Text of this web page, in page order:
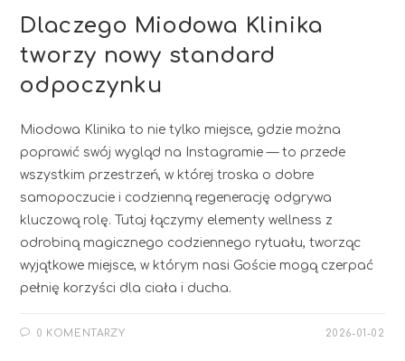
Dlaczego Miodowa Klinika
tworzy nowy standard
odpoczynku
Miodowa Klinika to nie tylko miejsce, gdzie można
poprawić swój wygląd na Instagramie — to przede
wszystkim przestrzeń, w której troska o dobre
samopoczucie i codzienną regenerację odgrywa
kluczową rolę. Tutaj łączymy elementy wellness z
odrobiną magicznego codziennego rytuału, tworząc
wyjątkowe miejsce, w którym nasi Goście mogą czerpać
pełnię korzyści dla ciała i ducha.
0 KOMENTARZY 2026-01-02